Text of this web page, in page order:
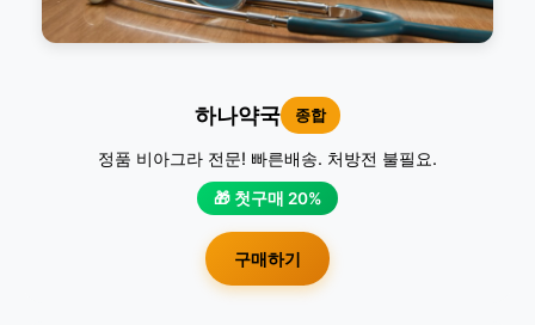
하나약국 종합
정품 비아그라 전문! 빠른배송. 처방전 불필요.
🎁 첫구매 20%
구매하기